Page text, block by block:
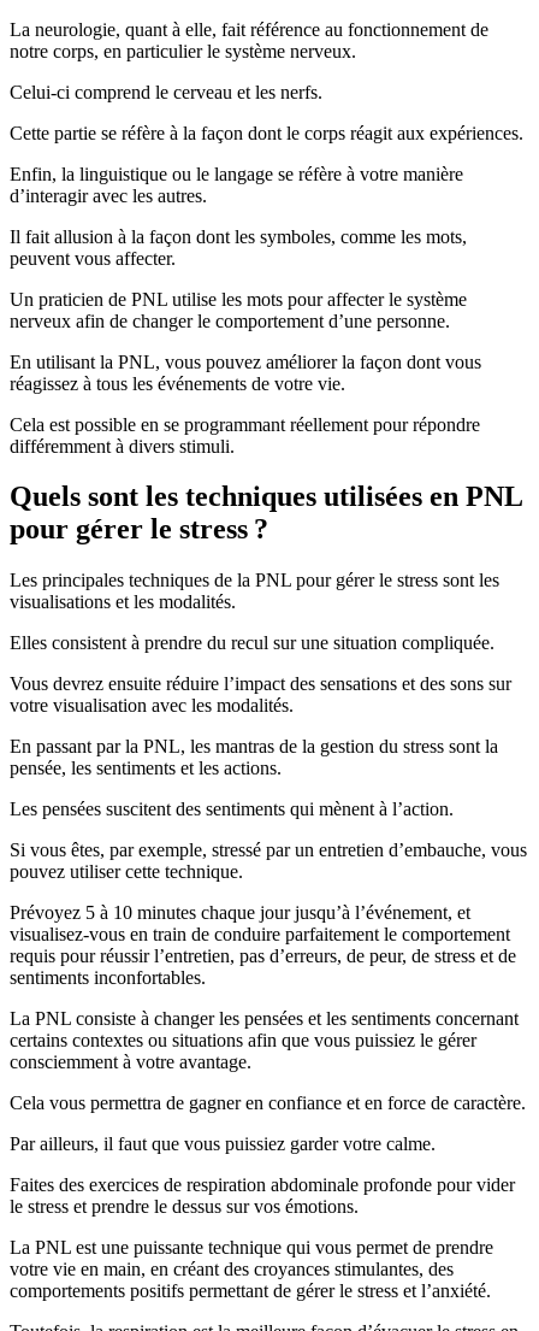
La neurologie, quant à elle, fait référence au fonctionnement de
notre corps, en particulier le système nerveux.
Celui-ci comprend le cerveau et les nerfs.
Cette partie se réfère à la façon dont le corps réagit aux expériences.
Enfin, la linguistique ou le langage se réfère à votre manière
d’interagir avec les autres.
Il fait allusion à la façon dont les symboles, comme les mots,
peuvent vous affecter.
Un praticien de PNL utilise les mots pour affecter le système
nerveux afin de changer le comportement d’une personne.
En utilisant la PNL, vous pouvez améliorer la façon dont vous
réagissez à tous les événements de votre vie.
Cela est possible en se programmant réellement pour répondre
différemment à divers stimuli.
Quels sont les techniques utilisées en PNL
pour gérer le stress ?
Les principales techniques de la PNL pour gérer le stress sont les
visualisations et les modalités.
Elles consistent à prendre du recul sur une situation compliquée.
Vous devrez ensuite réduire l’impact des sensations et des sons sur
votre visualisation avec les modalités.
En passant par la PNL, les mantras de la gestion du stress sont la
pensée, les sentiments et les actions.
Les pensées suscitent des sentiments qui mènent à l’action.
Si vous êtes, par exemple, stressé par un entretien d’embauche, vous
pouvez utiliser cette technique.
Prévoyez 5 à 10 minutes chaque jour jusqu’à l’événement, et
visualisez-vous en train de conduire parfaitement le comportement
requis pour réussir l’entretien, pas d’erreurs, de peur, de stress et de
sentiments inconfortables.
La PNL consiste à changer les pensées et les sentiments concernant
certains contextes ou situations afin que vous puissiez le gérer
consciemment à votre avantage.
Cela vous permettra de gagner en confiance et en force de caractère.
Par ailleurs, il faut que vous puissiez garder votre calme.
Faites des exercices de respiration abdominale profonde pour vider
le stress et prendre le dessus sur vos émotions.
La PNL est une puissante technique qui vous permet de prendre
votre vie en main, en créant des croyances stimulantes, des
comportements positifs permettant de gérer le stress et l’anxiété.